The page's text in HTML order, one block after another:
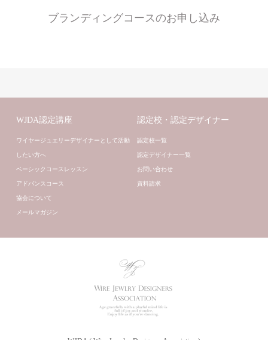
ブランディングコースのお申し込み
WJDA認定講座
ワイヤージュエリーデザイナーとして活動
したい方へ
ベーシックコースレッスン
アドバンスコース
協会について
メールマガジン
認定校・認定デザイナー
認定校一覧
認定デザイナー一覧
お問い合わせ
資料請求